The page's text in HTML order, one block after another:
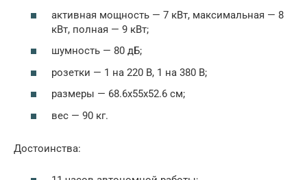
активная мощность — 7 кВт, максимальная — 8
кВт, полная — 9 кВт;
шумность — 80 дБ;
розетки — 1 на 220 В, 1 на 380 В;
размеры — 68.6х55х52.6 см;
вес — 90 кг.
Достоинства: